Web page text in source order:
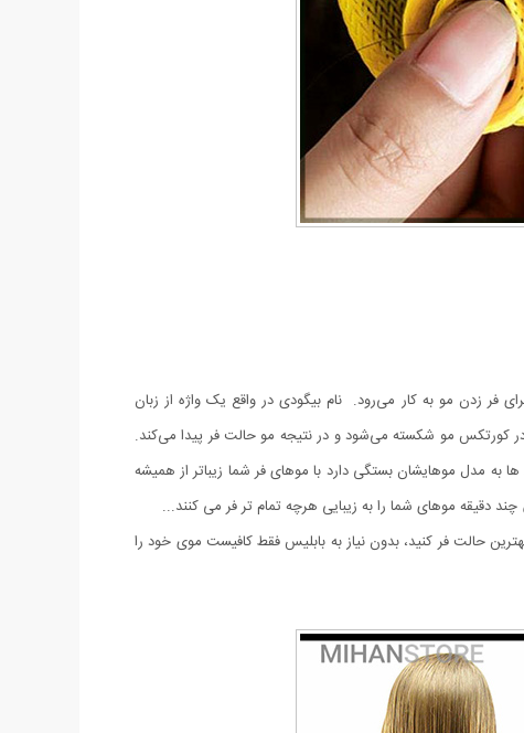
فر زدن مو به کار می‌رود. نام بیگودی در واقع یک واژه از زبان
کورتکس مو شکسته می‌شود و در نتیجه مو حالت فر پیدا می‌کند.
جادویی شگفت زده خواهند شد آیا این موضوع را می دانستید که بیش از ۵۰ درصد زیبایی خانم ها به مدل موهایشان بستگی دارد با موهای فر شما زیباتر از همیشه
دقیقه موهای شما را به زیبایی هرچه تمام تر فر می کنند...
حالت فر کنید، بدون نیاز به بابلیس فقط کافیست موی خود را